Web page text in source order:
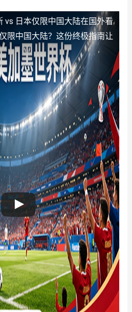
vs 日本仅限中国大陆在国外看
限中国大陆？这份终极指南让